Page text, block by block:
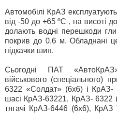
Автомобілі КрАЗ
від -50 до +65 ºС , на висоті
долають водні перешкоди
покрив до 0,6 м. Обладнані
підкачки шин.
Сьогодні ПАТ
військового (спеціального)
6322 «Солдат» (6х6) і
шасі КрАЗ-63221, КрАЗ- 6322
тягачі КрАЗ-6446 (6х6),